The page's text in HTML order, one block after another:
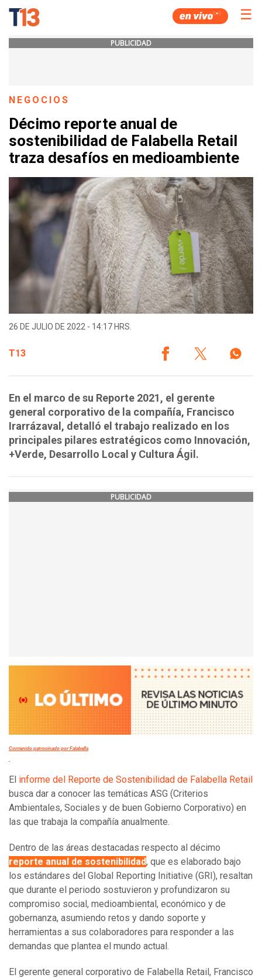
☰
PUBLICIDAD
NEGOCIOS
Décimo reporte anual de
sostenibilidad de Falabella Retail
traza desafíos en medioambiente
26 DE JULIO DE 2022 - 14:17 HRS.
T13
En el marco de su Reporte 2021, el gerente
general corporativo de la compañía, Francisco
Irarrázaval, detalló el trabajo realizado en los
principales pilares estratégicos como Innovación,
+Verde, Desarrollo Local y Cultura Ágil.
PUBLICIDAD
Contenido patrocinado por Falabella
El informe del Reporte de Sostenibilidad de Falabella Retail
busca dar a conocer las temáticas ASG (Criterios
Ambientales, Sociales y de buen Gobierno Corporativo) en
las que trabaja la compañía anualmente.
Dentro de las áreas destacadas respecto al décimo
reporte anual de sostenibilidad, que es elaborado bajo
los estándares del Global Reporting Initiative (GRI), resaltan
que durante el periodo sostuvieron y profundizaron su
compromiso social, medioambiental, económico y de
gobernanza, asumiendo retos y dando soporte y
herramientas a sus colaboradores para responder a las
demandas que plantea el mundo actual.
El gerente general corporativo de Falabella Retail, Francisco